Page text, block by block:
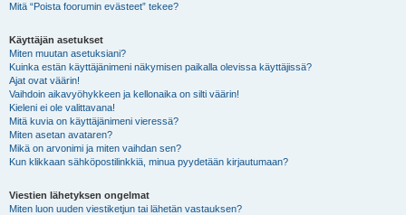
Mitä “Poista foorumin evästeet” tekee?
Käyttäjän asetukset
Miten muutan asetuksiani?
Kuinka estän käyttäjänimeni näkymisen paikalla olevissa käyttäjissä?
Ajat ovat väärin!
Vaihdoin aikavyöhykkeen ja kellonaika on silti väärin!
Kieleni ei ole valittavana!
Mitä kuvia on käyttäjänimeni vieressä?
Miten asetan avataren?
Mikä on arvonimi ja miten vaihdan sen?
Kun klikkaan sähköpostilinkkiä, minua pyydetään kirjautumaan?
Viestien lähetyksen ongelmat
Miten luon uuden viestiketjun tai lähetän vastauksen?